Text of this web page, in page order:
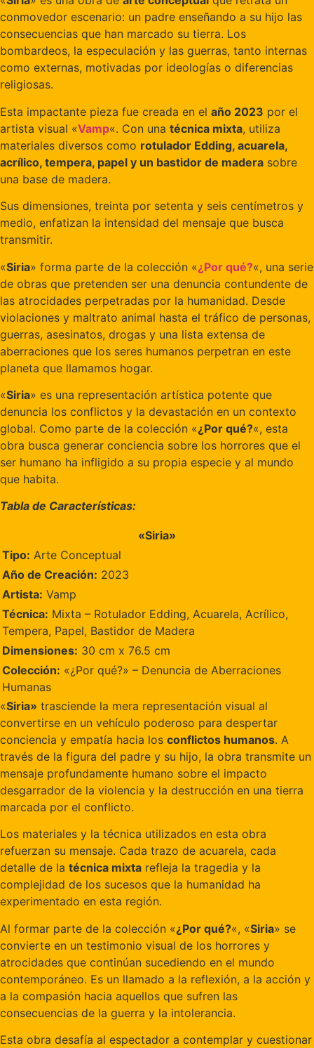
conmovedor escenario: un padre enseñando a su hijo las
consecuencias que han marcado su tierra. Los
bombardeos, la especulación y las guerras, tanto internas
como externas, motivadas por ideologías o diferencias
religiosas.
Esta impactante pieza fue creada en el año 2023 por el
artista visual «Vamp«. Con una técnica mixta, utiliza
materiales diversos como rotulador Edding, acuarela,
acrílico, tempera, papel y un bastidor de madera sobre
una base de madera.
Sus dimensiones, treinta por setenta y seis centímetros y
medio, enfatizan la intensidad del mensaje que busca
transmitir.
«Siria» forma parte de la colección «¿Por qué?«, una serie
de obras que pretenden ser una denuncia contundente de
las atrocidades perpetradas por la humanidad. Desde
violaciones y maltrato animal hasta el tráfico de personas,
guerras, asesinatos, drogas y una lista extensa de
aberraciones que los seres humanos perpetran en este
planeta que llamamos hogar.
«Siria» es una representación artística potente que
denuncia los conflictos y la devastación en un contexto
global. Como parte de la colección «¿Por qué?«, esta
obra busca generar conciencia sobre los horrores que el
ser humano ha infligido a su propia especie y al mundo
que habita.
Tabla de Características:
«Siria»
Tipo: Arte Conceptual
Año de Creación: 2023
Artista: Vamp
Técnica: Mixta – Rotulador Edding, Acuarela, Acrílico,
Tempera, Papel, Bastidor de Madera
Dimensiones: 30 cm x 76.5 cm
Colección: «¿Por qué?» – Denuncia de Aberraciones
Humanas
«Siria» trasciende la mera representación visual al
convertirse en un vehículo poderoso para despertar
conciencia y empatía hacia los conflictos humanos. A
través de la figura del padre y su hijo, la obra transmite un
mensaje profundamente humano sobre el impacto
desgarrador de la violencia y la destrucción en una tierra
marcada por el conflicto.
Los materiales y la técnica utilizados en esta obra
refuerzan su mensaje. Cada trazo de acuarela, cada
detalle de la técnica mixta refleja la tragedia y la
complejidad de los sucesos que la humanidad ha
experimentado en esta región.
Al formar parte de la colección «¿Por qué?«, «Siria» se
convierte en un testimonio visual de los horrores y
atrocidades que continúan sucediendo en el mundo
contemporáneo. Es un llamado a la reflexión, a la acción y
a la compasión hacia aquellos que sufren las
consecuencias de la guerra y la intolerancia.
Esta obra desafía al espectador a contemplar y cuestionar